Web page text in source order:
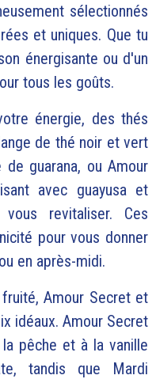
sélectionnés
et uniques. Que tu
énergisante ou d'un
tous les goûts.
énergie, des thés
de thé noir et vert
guarana, ou Amour
avec guayusa et
revitaliser. Ces
pour vous donner
en après-midi.
Amour Secret et
idéaux. Amour Secret
pêche et à la vanille
tandis que Mardi